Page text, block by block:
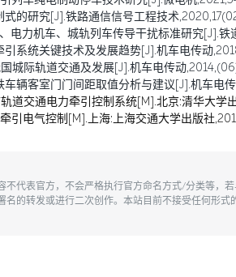
的研究[J].铁路通信信号工程技术
电力机车、城轨列车传导干扰标准研究[J].
引系统关键技术及发展趋势[J].机车电传动
城际轨道交通及发展[J].机车电传动
车辆客室门门间距取值分析与建议[J].机车电
轨道交通电力牵引控制系统[M].北京:清华大学
引电气控制[M].上海:上海交通大学出版社
不代表官方，不会严格执行官方命名方式/分类等
名的转发或进行二次创作。本站目前不接受任何形